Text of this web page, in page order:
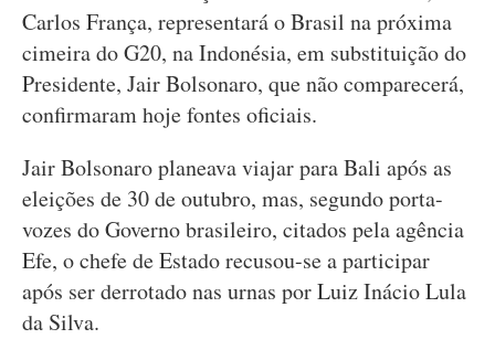
Carlos França, representará o Brasil na próxima
cimeira do G20, na Indonésia, em substituição do
Presidente, Jair Bolsonaro, que não comparecerá,
confirmaram hoje fontes oficiais.
Jair Bolsonaro planeava viajar para Bali após as
eleições de 30 de outubro, mas, segundo porta-
vozes do Governo brasileiro, citados pela agência
Efe, o chefe de Estado recusou-se a participar
após ser derrotado nas urnas por Luiz Inácio Lula
da Silva.